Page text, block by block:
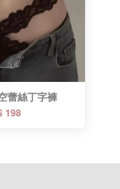
蕾絲丁字褲
198